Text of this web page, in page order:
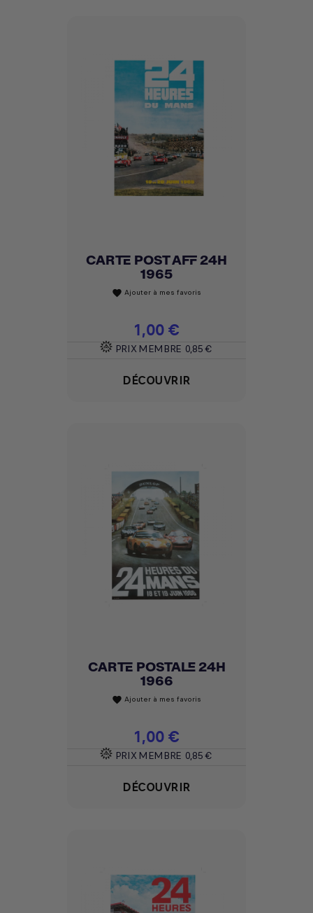
CARTE POST AFF 24H
1965
favorite Ajouter à mes favoris
Prix
1,00 €
PRIX MEMBRE 0,85 €
DÉCOUVRIR
CARTE POSTALE 24H
1966
favorite Ajouter à mes favoris
Prix
1,00 €
PRIX MEMBRE 0,85 €
DÉCOUVRIR